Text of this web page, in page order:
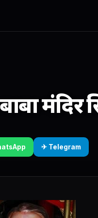
✈ Telegram